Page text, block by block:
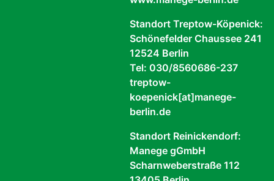
Standort Treptow-Köpenick:
Schönefelder Chaussee 241
12524 Berlin
Tel: 030/8560686-237
treptow-
koepenick[at]manege-
berlin.de
Standort Reinickendorf:
Manege gGmbH
Scharnweberstraße 112